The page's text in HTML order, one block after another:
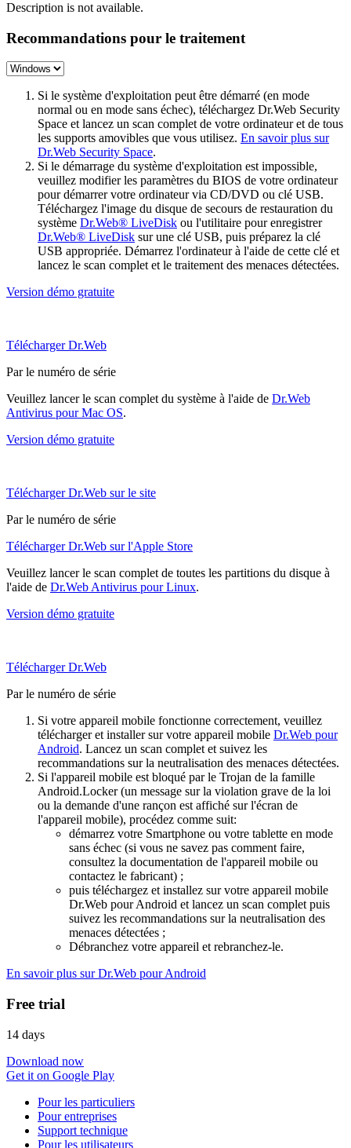
Description is not available.
Recommandations pour le traitement
Si le système d'exploitation peut être démarré (en mode
normal ou en mode sans échec), téléchargez Dr.Web Security
Space et lancez un scan complet de votre ordinateur et de tous
les supports amovibles que vous utilisez. En savoir plus sur
Dr.Web Security Space.
Si le démarrage du système d'exploitation est impossible,
veuillez modifier les paramètres du BIOS de votre ordinateur
pour démarrer votre ordinateur via CD/DVD ou clé USB.
Téléchargez l'image du disque de secours de restauration du
système Dr.Web® LiveDisk ou l'utilitaire pour enregistrer
Dr.Web® LiveDisk sur une clé USB, puis préparez la clé
USB appropriée. Démarrez l'ordinateur à l'aide de cette clé et
lancez le scan complet et le traitement des menaces détectées.
Version démo gratuite
Télécharger Dr.Web
Par le numéro de série
Veuillez lancer le scan complet du système à l'aide de Dr.Web
Antivirus pour Mac OS.
Version démo gratuite
Télécharger Dr.Web sur le site
Par le numéro de série
Télécharger Dr.Web sur l'Apple Store
Veuillez lancer le scan complet de toutes les partitions du disque à
l'aide de Dr.Web Antivirus pour Linux.
Version démo gratuite
Télécharger Dr.Web
Par le numéro de série
Si votre appareil mobile fonctionne correctement, veuillez
télécharger et installer sur votre appareil mobile Dr.Web pour
Android. Lancez un scan complet et suivez les
recommandations sur la neutralisation des menaces détectées.
Si l'appareil mobile est bloqué par le Trojan de la famille
Android.Locker (un message sur la violation grave de la loi
ou la demande d'une rançon est affiché sur l'écran de
l'appareil mobile), procédez comme suit:
démarrez votre Smartphone ou votre tablette en mode
sans échec (si vous ne savez pas comment faire,
consultez la documentation de l'appareil mobile ou
contactez le fabricant) ;
puis téléchargez et installez sur votre appareil mobile
Dr.Web pour Android et lancez un scan complet puis
suivez les recommandations sur la neutralisation des
menaces détectées ;
Débranchez votre appareil et rebranchez-le.
En savoir plus sur Dr.Web pour Android
Free trial
14 days
Download now
Get it on Google Play
Pour les particuliers
Pour entreprises
Support technique
Pour les utilisateurs